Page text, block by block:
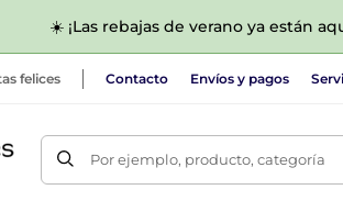
☀️ ¡Las rebajas de verano ya están
felices Contacto Envíos y pagos
Por ejemplo, producto, categoría